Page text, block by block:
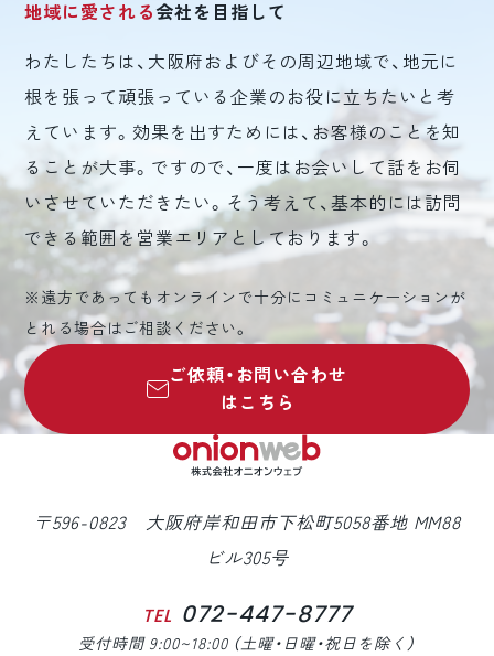
地域に愛される会社を目指して
わたしたちは、大阪府およびその周辺地域で、地元に
根を張って頑張っている企業のお役に立ちたいと考
えています。効果を出すためには、お客様のことを知
ることが大事。ですので、一度はお会いして話をお伺
いさせていただきたい。そう考えて、基本的には訪問
できる範囲を営業エリアとしております。
※遠方であってもオンラインで十分にコミュニケーションが
とれる場合はご相談ください。
ご依頼・お問い合わせ
はこちら
〒596-0823 大阪府岸和田市下松町5058番地 MM88
ビル305号
TEL 072-447-8777
受付時間 9:00~18:00 （土曜・日曜・祝日を除く）